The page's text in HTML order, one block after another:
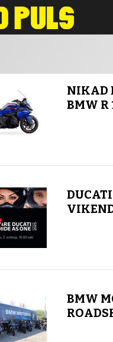
NIKAD
BMW R
BMW